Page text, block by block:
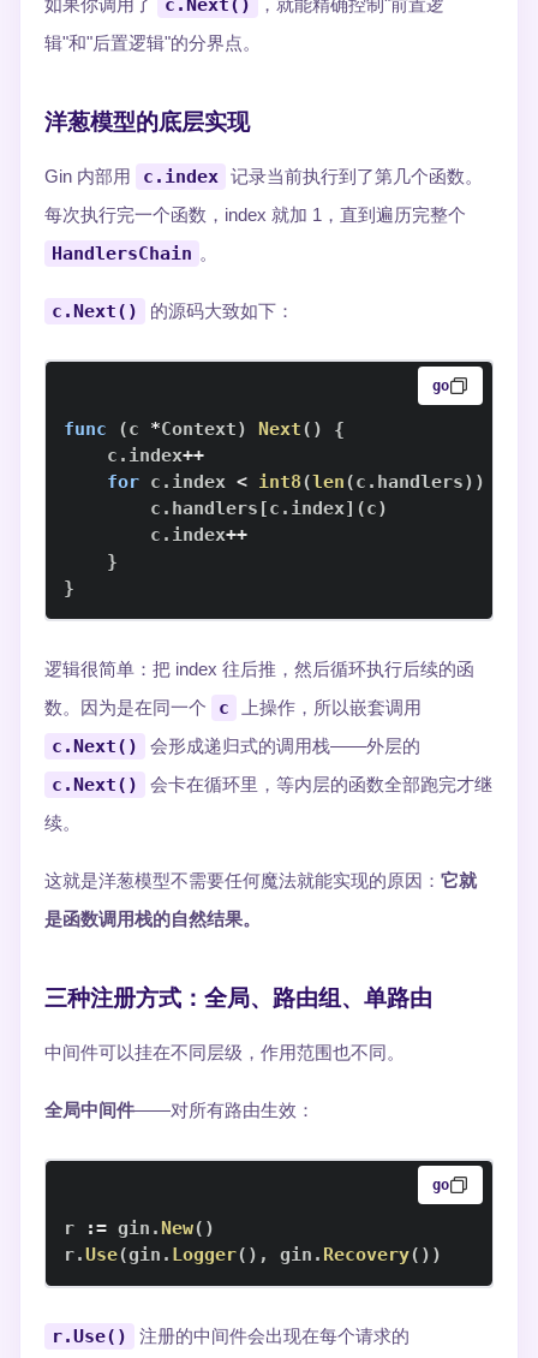
如果你调用了 c.Next()
，就能精确控制"前置逻
辑"和"后置逻辑"的分界点。
洋葱模型的底层实现
Gin 内部用 c.index 记录当前执行到了第几个函数。
每次执行完一个函数，index 就加 1，直到遍历完整个
HandlersChain 。
c.Next() 的源码大致如下：
go
func (c *Context) Next( )
{
    c
. index++
for c . index < int8(len(c . handlers) )
        c
. handlers [c . index] (c)
        c
. index++
}
}
逻辑很简单：把 index 往后推，然后循环执行后续的函
数。因为是在同一个
c 上操作，所以嵌套调用
c.Next() 会形成递归式的调用栈——外层的
c.Next()
会卡在循环里，等内层的函数全部跑完才继
续。
这就是洋葱模型不需要任何魔法就能实现的原因： 它就
是函数调用栈的自然结果。
三种注册方式：全局、路由组、单路由
中间件可以挂在不同层级，作用范围也不同。
全局中间件——对所有路由生效：
go
r := gin .New( )
r.Use(gin . Logger( ) , gin . Recovery( ) )
r.Use() 注册的中间件会出现在每个请求的